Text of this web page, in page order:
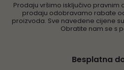
Prodaju vršimo isključivo pravnim
prodaju odobravamo rabate
proizvoda. Sve navedene cijene
Obratite nam se s
Besplatna